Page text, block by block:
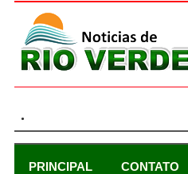
.
PRINCIPAL CONTATO